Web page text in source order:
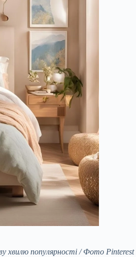
хвилю популярності / Фото Pinterest